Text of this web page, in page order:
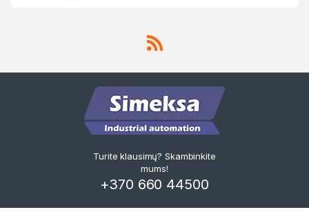
Turite klausimų? Skambinkite
mums!
+370 660 44500